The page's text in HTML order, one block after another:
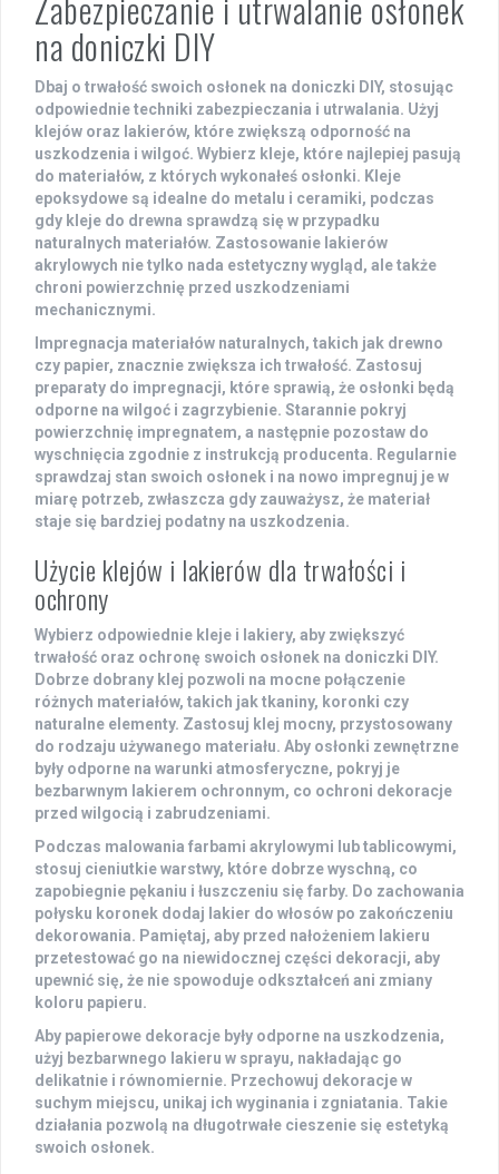
na doniczki DIY
Dbaj o trwałość swoich osłonek na doniczki DIY, stosując
odpowiednie techniki zabezpieczania i utrwalania. Użyj
klejów oraz lakierów, które zwiększą odporność na
uszkodzenia i wilgoć. Wybierz kleje, które najlepiej pasują
do materiałów, z których wykonałeś osłonki. Kleje
epoksydowe są idealne do metalu i ceramiki, podczas
gdy kleje do drewna sprawdzą się w przypadku
naturalnych materiałów. Zastosowanie lakierów
akrylowych nie tylko nada estetyczny wygląd, ale także
chroni powierzchnię przed uszkodzeniami
mechanicznymi.
Impregnacja materiałów naturalnych, takich jak drewno
czy papier, znacznie zwiększa ich trwałość. Zastosuj
preparaty do impregnacji, które sprawią, że osłonki będą
odporne na wilgoć i zagrzybienie. Starannie pokryj
powierzchnię impregnatem, a następnie pozostaw do
wyschnięcia zgodnie z instrukcją producenta. Regularnie
sprawdzaj stan swoich osłonek i na nowo impregnuj je w
miarę potrzeb, zwłaszcza gdy zauważysz, że materiał
staje się bardziej podatny na uszkodzenia.
Użycie klejów i lakierów dla trwałości i
ochrony
Wybierz odpowiednie kleje i lakiery, aby zwiększyć
trwałość oraz ochronę swoich osłonek na doniczki DIY.
Dobrze dobrany klej pozwoli na mocne połączenie
różnych materiałów, takich jak tkaniny, koronki czy
naturalne elementy. Zastosuj klej mocny, przystosowany
do rodzaju używanego materiału. Aby osłonki zewnętrzne
były odporne na warunki atmosferyczne, pokryj je
bezbarwnym lakierem ochronnym, co ochroni dekoracje
przed wilgocią i zabrudzeniami.
Podczas malowania farbami akrylowymi lub tablicowymi,
stosuj cieniutkie warstwy, które dobrze wyschną, co
zapobiegnie pękaniu i łuszczeniu się farby. Do zachowania
połysku koronek dodaj lakier do włosów po zakończeniu
dekorowania. Pamiętaj, aby przed nałożeniem lakieru
przetestować go na niewidocznej części dekoracji, aby
upewnić się, że nie spowoduje odkształceń ani zmiany
koloru papieru.
Aby papierowe dekoracje były odporne na uszkodzenia,
użyj bezbarwnego lakieru w sprayu, nakładając go
delikatnie i równomiernie. Przechowuj dekoracje w
suchym miejscu, unikaj ich wyginania i zgniatania. Takie
działania pozwolą na długotrwałe cieszenie się estetyką
swoich osłonek.